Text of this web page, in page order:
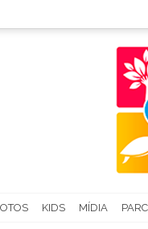
KIDS MÍDIA